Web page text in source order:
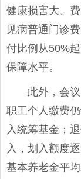
健康损害大、
见病普通门诊
付比例从50%
保障水平。
此外，会
职工个人缴费
入统筹基金；
入，划入额度
基本养老金平